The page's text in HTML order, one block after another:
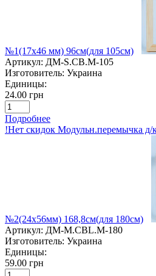
№1(17х46 мм) 96см(для 105см)
Артикул: ДМ-S.CB.M-105
Изготовитель: Украина
Единицы:
24.00 грн
Подробнее
!Нет скидок Модульн.перемычка д/
№2(24х56мм) 168,8см(для 180см)
Артикул: ДМ-M.CBL.М-180
Изготовитель: Украина
Единицы:
59.00 грн